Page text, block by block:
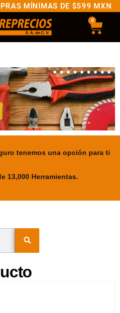
MÍNIMAS DE $599 MXN
0
tenemos una opción para ti
13,000 Herramientas.